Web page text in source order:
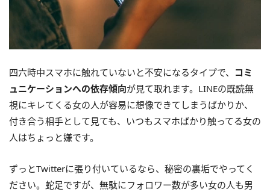
四六時中スマホに触れていないと不安になるタイプで、 コミ
ュニケーションへの依存傾向が見て取れます。LINEの既読無
視にキレてくる女の人が容易に想像できてしまうばかりか、
付き合う相手として見ても、いつもスマホばかり触ってる女の
人はちょっと嫌です。
ずっとTwitterに張り付いているなら、秘密の裏垢でやってく
ださい。蛇足ですが、無駄にフォロワー数が多い女の人も男